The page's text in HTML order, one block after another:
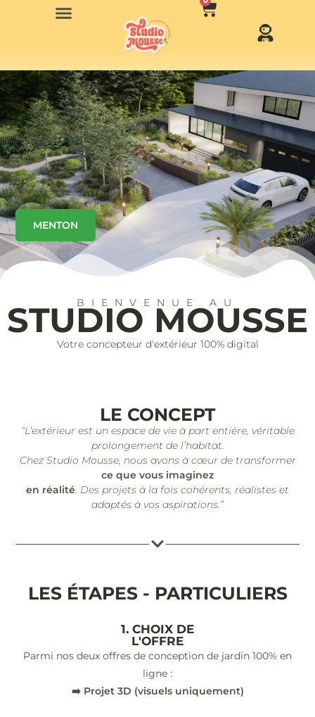
MENTON
BIENVENUE AU
STUDIO MOUSSE
Votre concepteur d'extérieur 100% digital
LE CONCEPT
“L’extérieur est un espace de vie à part entière, véritable
prolongement de l’habitat.
Chez Studio Mousse, nous avons à cœur de transformer
ce que vous imaginez
en réalité. Des projets à la fois cohérents, réalistes et
adaptés à vos aspirations.”
LES ÉTAPES - PARTICULIERS
1. CHOIX DE
L'OFFRE
Parmi nos deux offres de conception de jardin 100% en
ligne :
➡️ Projet 3D (visuels uniquement)